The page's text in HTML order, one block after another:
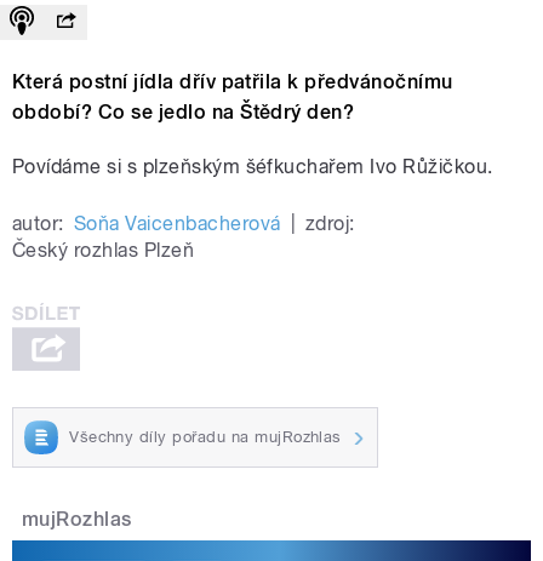
Která postní jídla dřív patřila k předvánočnímu
období? Co se jedlo na Štědrý den?
Povídáme si s plzeňským šéfkuchařem Ivo Růžičkou.
autor: Soňa Vaicenbacherová
zdroj:
Český rozhlas Plzeň
Všechny díly pořadu na mujRozhlas
mujRozhlas